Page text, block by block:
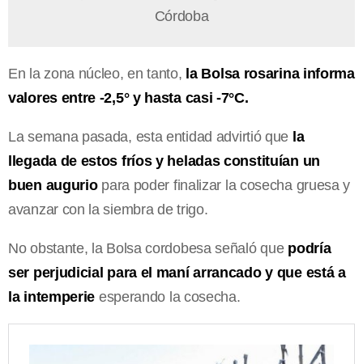
Córdoba
En la zona núcleo, en tanto, la Bolsa rosarina informa
valores entre -2,5° y hasta casi -7°C.
La semana pasada, esta entidad advirtió que la
llegada de estos fríos y heladas constituían un
buen auguriopara poder finalizar la cosecha gruesa y
avanzar con la siembra de trigo.
No obstante, la Bolsa cordobesa señaló que podría
ser perjudicial para el maní arrancado y que está a
la intemperie esperando la cosecha.